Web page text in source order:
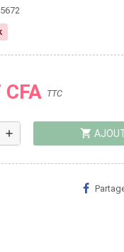
TTC
add shopping_cart